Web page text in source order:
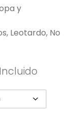
y
, Leotardo, No